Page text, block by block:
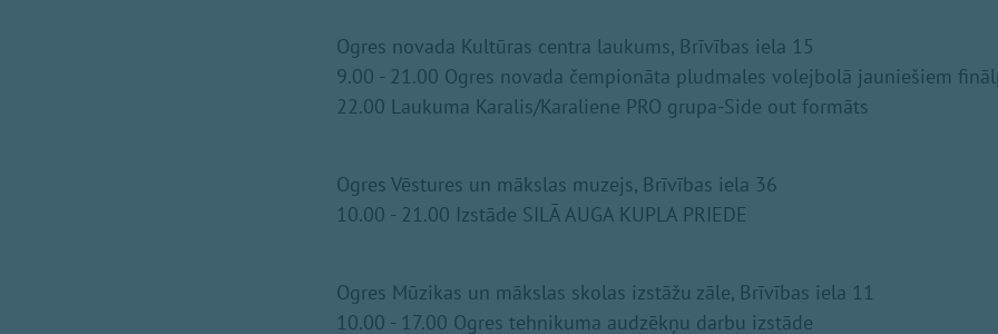
Ogres novada Kultūras centra laukums, Brīvības iela 15
9.00 - 21.00 Ogres novada čempionāta pludmales volejbolā jauniešiem
22.00 Laukuma Karalis/Karaliene PRO grupa-Side out formāts
Ogres Vēstures un mākslas muzejs, Brīvības iela 36
10.00 - 21.00 Izstāde SILĀ AUGA KUPLA PRIEDE
Ogres Mūzikas un mākslas skolas izstāžu zāle, Brīvības iela 11
10.00 - 17.00 Ogres tehnikuma audzēkņu darbu izstāde